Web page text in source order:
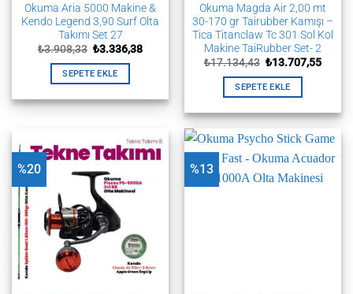
Okuma Aria 5000 Makine &
Kendo Legend 3,90 Surf Olta
Takımı Set 27
₺3.908,33 Orijinal
₺3.908,33.
₺3.336,38Şu
SEPETE EKLE
Okuma Magda Air 2,00 mt
30-170 gr Tairubber Kamışı –
Tica Titanclaw Tc 301 Sol Kol
Makine TaiRubber Set- 2
₺17.134,43 Orijinal
₺17.134,43.
₺13.707,55Şu
SEPETE EKLE
%20 %13